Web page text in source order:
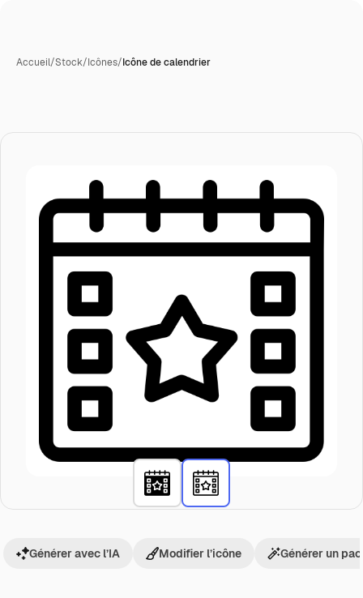
Accueil/Stock/Icônes/Icône de calendrier
Générer avec l’IA Modifier l’icône Générer un